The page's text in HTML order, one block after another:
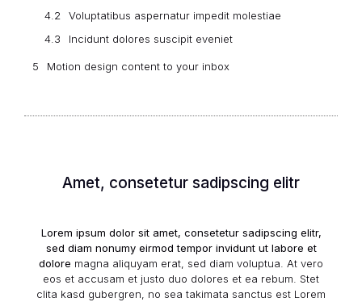
Voluptatibus aspernatur impedit molestiae
Incidunt dolores suscipit eveniet
Motion design content to your inbox
Amet, consetetur sadipscing elitr
Lorem ipsum dolor sit amet, consetetur sadipscing elitr,
sed diam nonumy eirmod tempor invidunt ut labore et
dolore magna aliquyam erat, sed diam voluptua. At vero
eos et accusam et justo duo dolores et ea rebum. Stet
clita kasd gubergren, no sea takimata sanctus est Lorem